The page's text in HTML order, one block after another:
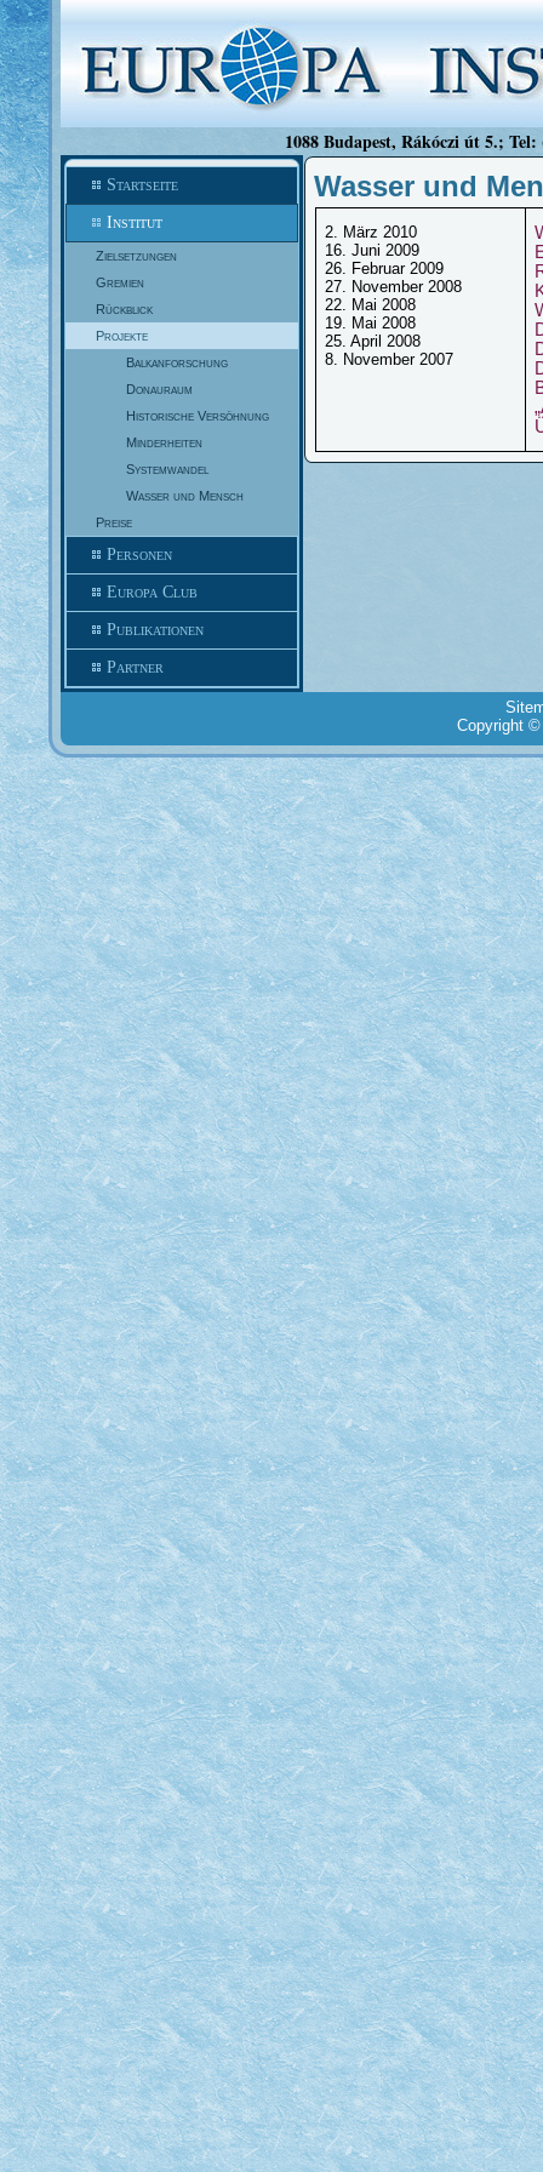
1088 Budapest, Rákóczi út 5.;
Startseite
Institut
Zielsetzungen
Gremien
Rückblick
Projekte
Balkanforschung
Donauraum
Historische Versöhnung
Minderheiten
Systemwandel
Wasser und Mensch
Preise
Personen
Europa Club
Publikationen
Partner
Wasser und
2. März 2010
16. Juni 2009
26. Februar 2009
27. November 2008
22. Mai 2008
19. Mai 2008
25. April 2008
8. November 2007
Copyright ©